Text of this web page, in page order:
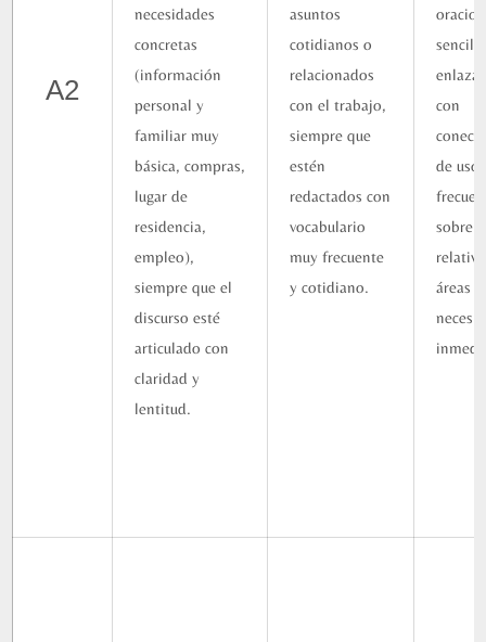
A2
necesidades
concretas
(información
personal y
familiar muy
básica, compras,
lugar de
residencia,
empleo),
siempre que el
discurso esté
articulado con
claridad y
lentitud.
asuntos
cotidianos o
relacionados
con el trabajo,
siempre que
estén
redactados con
vocabulario
muy frecuente
y cotidiano.
con
de uso
sobre
áreas